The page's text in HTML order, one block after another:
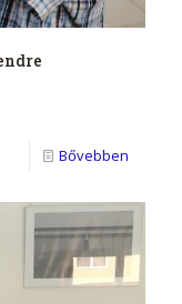
Bővebben